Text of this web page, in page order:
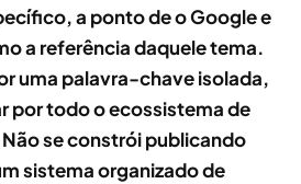
a ponto de o Google e
a referência daquele tema.
uma palavra-chave isolada,
por todo o ecossistema de
se constrói publicando
sistema organizado de